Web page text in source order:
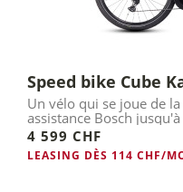
Speed bike Cube
Un vélo qui se joue de
assistance Bosch
4 599 CHF
LEASING DÈS 114 CHF/